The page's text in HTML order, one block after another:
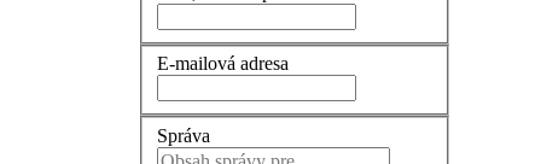
E-mailová adresa
Správa